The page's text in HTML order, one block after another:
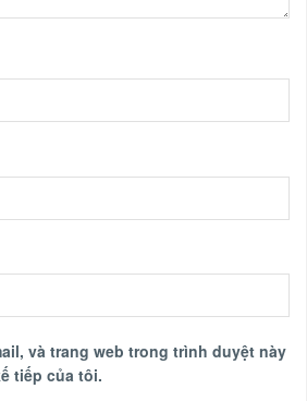
và trang web trong trình duyệt này
tiếp của tôi.